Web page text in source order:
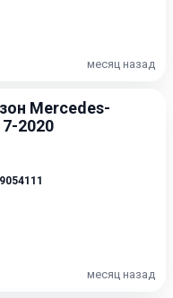
месяц назад
Mercedes-
2020
месяц назад